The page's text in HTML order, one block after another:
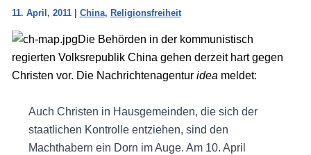
11. April, 2011 China, Religionsfreiheit
Die Behörden in der kommunistisch
regierten Volksrepublik China gehen derzeit hart gegen
Christen vor. Die Nachrichtenagentur idea meldet:
Auch Christen in Hausgemeinden, die sich der
staatlichen Kontrolle entziehen, sind den
Machthabern ein Dorn im Auge. Am 10. April